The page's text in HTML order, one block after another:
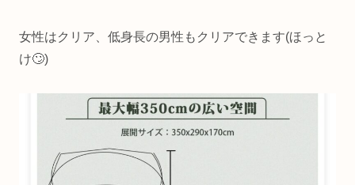
女性はクリア、低身長の男性もクリアできます(ほっと
け🙄)